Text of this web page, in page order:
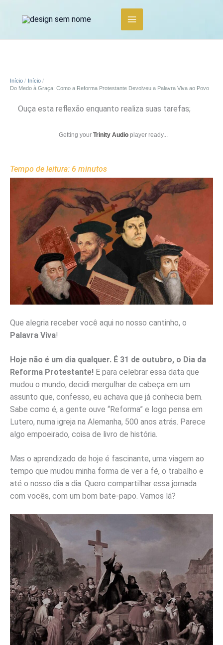
Início
Início
Do Medo à Graça: Como a Reforma Protestante Devolveu a Palavra Viva ao Povo
Ouça esta reflexão enquanto realiza suas tarefas;
Getting your Trinity Audio player ready...
Tempo de leitura: 6 minutos
Que alegria receber você aqui no nosso cantinho, o
Palavra Viva!
Hoje não é um dia qualquer. É 31 de outubro, o Dia da
Reforma Protestante! E para celebrar essa data que
mudou o mundo, decidi mergulhar de cabeça em um
assunto que, confesso, eu achava que já conhecia bem.
Sabe como é, a gente ouve “Reforma” e logo pensa em
Lutero, numa igreja na Alemanha, 500 anos atrás. Parece
algo empoeirado, coisa de livro de história.
Mas o aprendizado de hoje é fascinante, uma viagem ao
tempo que mudou minha forma de ver a fé, o trabalho e
até o nosso dia a dia. Quero compartilhar essa jornada
com vocês, com um bom bate-papo. Vamos lá?